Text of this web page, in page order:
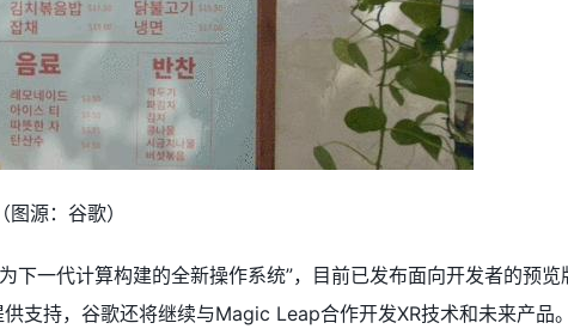
源：谷歌）
下一代计算构建的全新操作系统”，目前已发布面向开发者的预
支持，谷歌还将继续与Magic Leap合作开发XR技术和未来产品。